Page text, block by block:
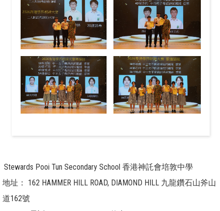
Stewards Pooi Tun Secondary School 香港神託會培敦中學
地址：
162 HAMMER HILL ROAD, DIAMOND HILL 九龍鑽石山斧山
道162號